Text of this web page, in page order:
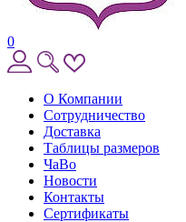
0
О Компании
Сотрудничество
Доставка
Таблицы размеров
ЧаВо
Новости
Контакты
Сертификаты